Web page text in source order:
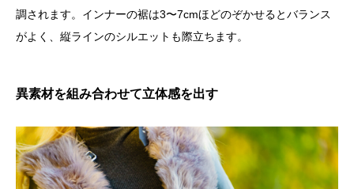
調されます。インナーの裾は3〜7cmほどのぞかせるとバランス
がよく、縦ラインのシルエットも際立ちます。
異素材を組み合わせて立体感を出す